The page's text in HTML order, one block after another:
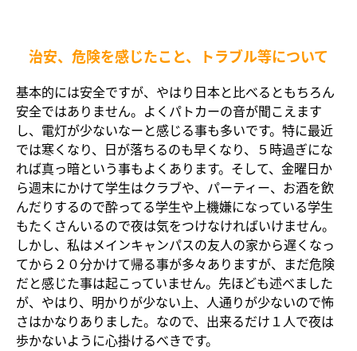
治安、危険を感じたこと、トラブル等について
基本的には安全ですが、やはり日本と比べるともちろん
安全ではありません。よくパトカーの音が聞こえます
し、電灯が少ないなーと感じる事も多いです。特に最近
では寒くなり、日が落ちるのも早くなり、５時過ぎにな
れば真っ暗という事もよくあります。そして、金曜日か
ら週末にかけて学生はクラブや、パーティー、お酒を飲
んだりするので酔ってる学生や上機嫌になっている学生
もたくさんいるので夜は気をつけなければいけません。
しかし、私はメインキャンパスの友人の家から遅くなっ
てから２０分かけて帰る事が多々ありますが、まだ危険
だと感じた事は起こっていません。先ほども述べました
が、やはり、明かりが少ない上、人通りが少ないので怖
さはかなりありました。なので、出来るだけ１人で夜は
歩かないように心掛けるべきです。